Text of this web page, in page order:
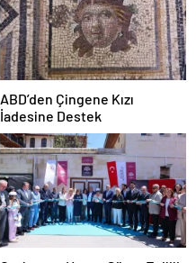
ABD’den Çingene Kızı
İadesine Destek